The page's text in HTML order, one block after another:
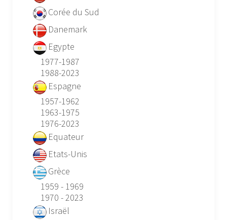
Corée du Sud
Danemark
Egypte
1977-1987
1988-2023
Espagne
1957-1962
1963-1975
1976-2023
Equateur
Etats-Unis
Grèce
1959 - 1969
1970 - 2023
Israël